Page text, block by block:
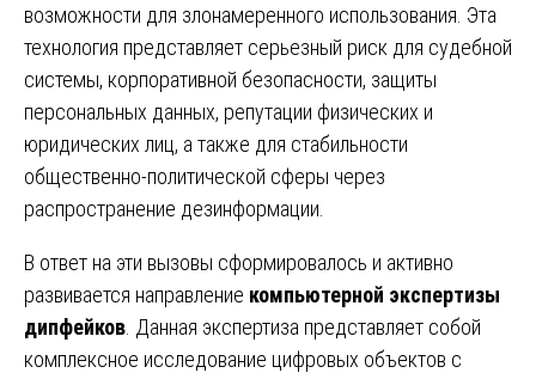
возможности для злонамеренного использования. Эта
технология представляет серьезный риск для судебной
системы, корпоративной безопасности, защиты
персональных данных, репутации физических и
юридических лиц, а также для стабильности
общественно-политической сферы через
распространение дезинформации.
В ответ на эти вызовы сформировалось и активно
развивается направление компьютерной экспертизы
дипфейков . Данная экспертиза представляет собой
комплексное исследование цифровых объектов с